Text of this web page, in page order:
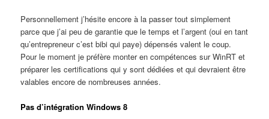
Personnellement j’hésite encore à la passer tout simplement
parce que j’ai peu de garantie que le temps et l’argent (oui en tant
qu’entrepreneur c’est bibi qui paye) dépensés valent le coup.
Pour le moment je préfère monter en compétences sur WinRT et
préparer les certifications qui y sont dédiées et qui devraient être
valables encore de nombreuses années.
Pas d’intégration Windows 8